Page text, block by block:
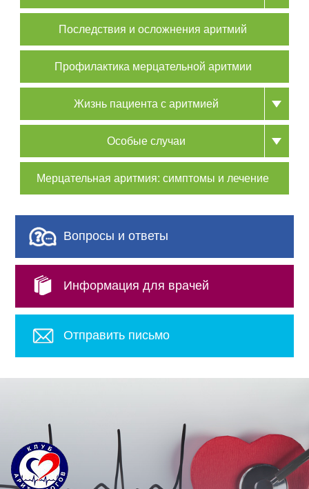
Последствия и осложнения аритмий
Профилактика мерцательной аритмии
Жизнь пациента с аритмией
Особые случаи
Мерцательная аритмия: симптомы и лечение
Вопросы и ответы
Информация для врачей
Отправить письмо